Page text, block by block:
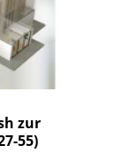
zur
55)